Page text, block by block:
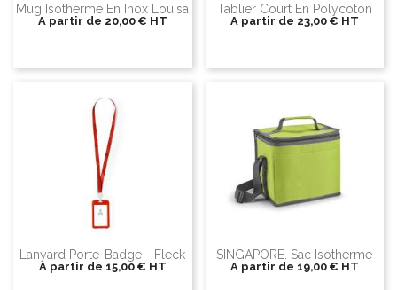
Mug Isotherme En Inox Louisa
A partir de 20,00 € HT
Tablier Court En Polycoton
A partir de 23,00 € HT
Lanyard Porte-Badge - Fleck
A partir de 15,00 € HT
SINGAPORE. Sac Isotherme
A partir de 19,00 € HT